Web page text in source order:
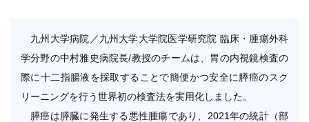
学内向け情報
ご意見
九州大学病院／九州大学大学院医学研究院 臨床・腫瘍外科
学分野の中村雅史病院長/教授のチームは、胃の内視鏡検査の
際に十二指腸液を採取することで簡便かつ安全に膵癌のスク
リーニングを行う世界初の検査法を実用化しました。
膵癌は膵臓に発生する悪性腫瘍であり、2021年の統計（部